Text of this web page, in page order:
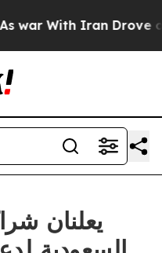
With Iran Drove oil